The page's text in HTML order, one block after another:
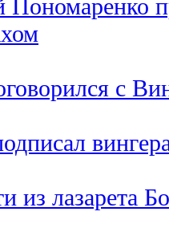
Пономаренко
с
из лазарета